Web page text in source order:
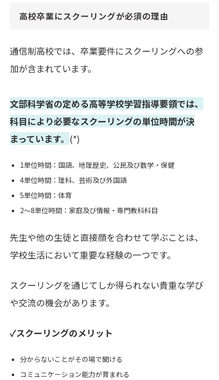
高校卒業にスクーリングが必須の理由
通信制高校では、卒業要件にスクーリングへの参
加が含まれています。
文部科学省の定める高等学校学習指導要領では、
科目により必要なスクーリングの単位時間が決
まっています。 (*)
1単位時間：国語、地理歴史、公民及び数学・保健
4単位時間：理科、芸術及び外国語
5単位時間：体育
2～8単位時間：家庭及び情報・専門教科科目
先生や他の生徒と直接顔を合わせて学ぶことは、
学校生活において重要な経験の一つです。
スクーリングを通じてしか得られない貴重な学び
や交流の機会があります。
✓スクーリングのメリット
分からないことがその場で聞ける
コミュニケーション能力が育まれる